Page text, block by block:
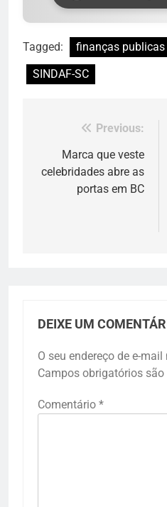
Tagged: finanças publicas
SINDAF-SC
Navegação
Previous:
Marca que veste
celebridades abre as
portas em BC
DEIXE UM
O seu endereço de e-
Campos obrigatórios
Comentário *